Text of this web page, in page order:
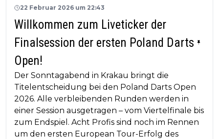
22 Februar 2026 um 22:43
Willkommen zum Liveticker der
Finalsession der ersten Poland Darts
Open!
Der Sonntagabend in Krakau bringt die
Titelentscheidung bei den Poland Darts Open
2026. Alle verbleibenden Runden werden in
einer Session ausgetragen – vom Viertelfinale bis
zum Endspiel. Acht Profis sind noch im Rennen
um den ersten European Tour-Erfolg des